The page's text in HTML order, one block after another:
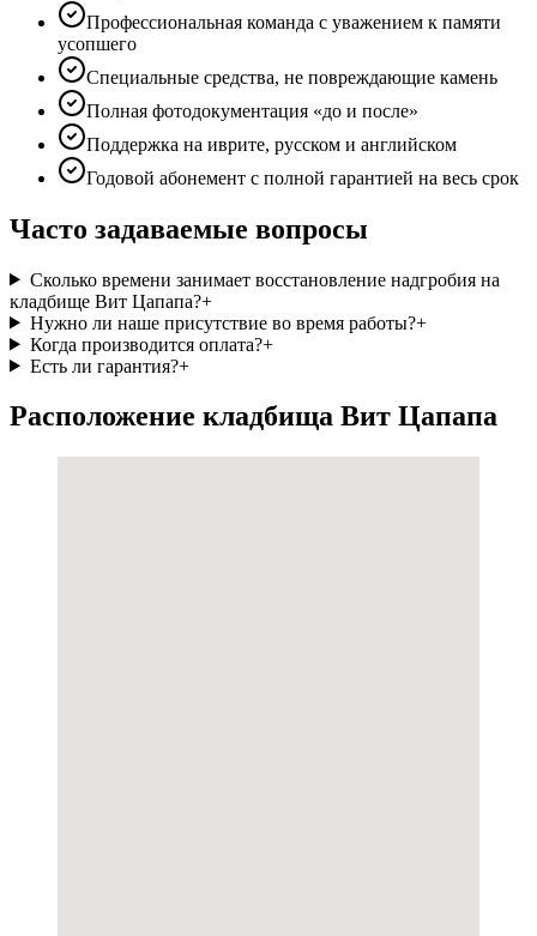
Профессиональная команда с уважением к памяти
усопшего
Специальные средства, не повреждающие камень
Полная фотодокументация «до и после»
Поддержка на иврите, русском и английском
Годовой абонемент с полной гарантией на весь срок
Часто задаваемые вопросы
Сколько времени занимает восстановление надгробия на
кладбище Вит Цапапа?+
Нужно ли наше присутствие во время работы?+
Когда производится оплата?+
Есть ли гарантия?+
Расположение кладбища Вит Цапапа